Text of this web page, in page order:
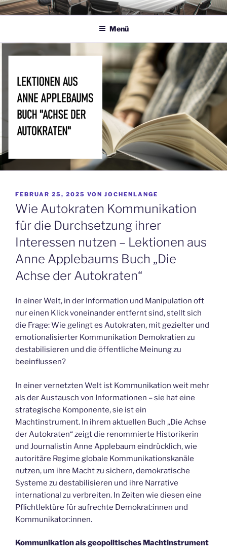
Zum
InhaltJOCHEN LANGE
KOMMUNIKATION
Menü
VERÖFFENTLICHT
AM
FEBRUAR 25, 2025 VON JOCHENLANGE
Wie Autokraten Kommunikation
für die Durchsetzung ihrer
Interessen nutzen – Lektionen aus
Anne Applebaums Buch „Die
Achse der Autokraten“
In einer Welt, in der Information und Manipulation oft
nur einen Klick voneinander entfernt sind, stellt sich
die Frage: Wie gelingt es Autokraten, mit gezielter und
emotionalisierter Kommunikation Demokratien zu
destabilisieren und die öffentliche Meinung zu
beeinflussen?
In einer vernetzten Welt ist Kommunikation weit mehr
als der Austausch von Informationen – sie hat eine
strategische Komponente, sie ist ein
Machtinstrument. In ihrem aktuellen Buch „Die Achse
der Autokraten“ zeigt die renommierte Historikerin
und Journalistin Anne Applebaum eindrücklich, wie
autoritäre Regime globale Kommunikationskanäle
nutzen, um ihre Macht zu sichern, demokratische
Systeme zu destabilisieren und ihre Narrative
international zu verbreiten. In Zeiten wie diesen eine
Pflichtlektüre für aufrechte Demokrat:innen und
Kommunikator:innen.
Kommunikation als geopolitisches Machtinstrument